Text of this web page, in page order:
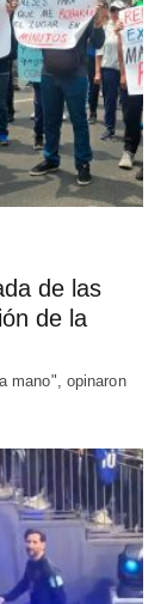
de las
de la
mano", opinaron